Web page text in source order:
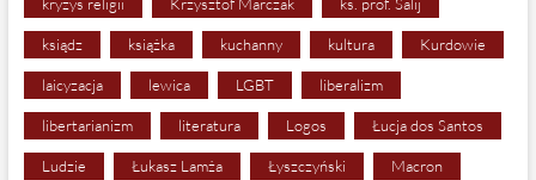
kryzys religii Krzysztof Marczak ks. prof. Salij
ksiądz książka kuchanny kultura Kurdowie
laicyzacja lewica LGBT liberalizm
libertarianizm literatura Logos Łucja dos Santos
Ludzie Łukasz Lamża Łyszczyński Macron